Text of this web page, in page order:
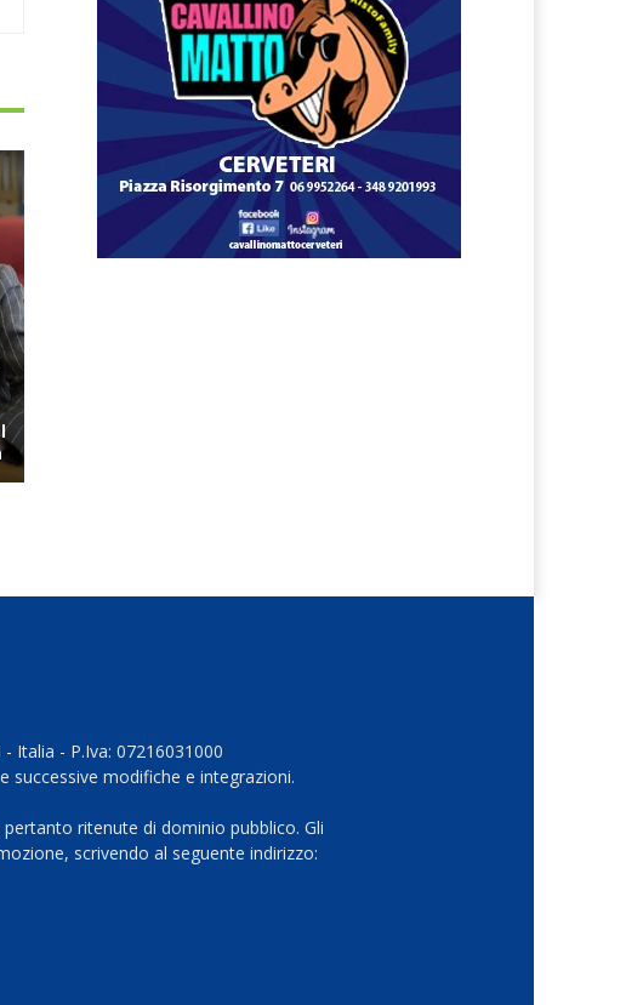
Italia - P.Iva: 07216031000
successive modifiche e integrazioni.
ritenute di dominio pubblico. Gli
scrivendo al seguente indirizzo: